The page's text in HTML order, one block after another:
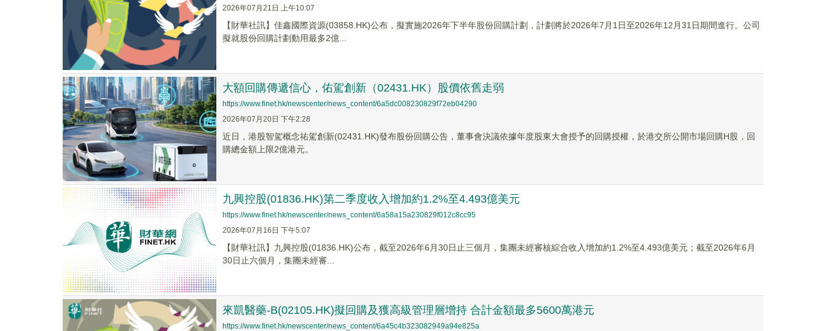
2026年07月21日 上午10:07
【財華社訊】佳鑫國際資源(03858.HK)公布，擬實施2026年下半年股份回購計劃，計劃將於2026年7月1日至2026年12月31日期間進行。公司
擬就股份回購計劃動用最多2億...
大額回購傳遞信心，佑駕創新（02431.HK）股價依舊走弱
https://www.finet.hk/newscenter/news_content/6a5dc008230829f72eb04290
2026年07月20日 下午2:28
近日，港股智駕概念祐駕創新(02431.HK)發布股份回購公告，董事會決議依據年度股東大會授予的回購授權，於港交所公開市場回購H股，回
購總金額上限2億港元。
九興控股(01836.HK)第二季度收入增加約1.2%至4.493億美元
https://www.finet.hk/newscenter/news_content/6a58a15a230829f012c8cc95
2026年07月16日 下午5:07
【財華社訊】九興控股(01836.HK)公布，截至2026年6月30日止三個月，集團未經審核綜合收入增加約1.2%至4.493億美元；截至2026年6月
30日止六個月，集團未經審...
來凱醫藥-B(02105.HK)擬回購及獲高級管理層增持 合計金額最多5600萬港元
https://www.finet.hk/newscenter/news_content/6a45c4b323082949a94e825a